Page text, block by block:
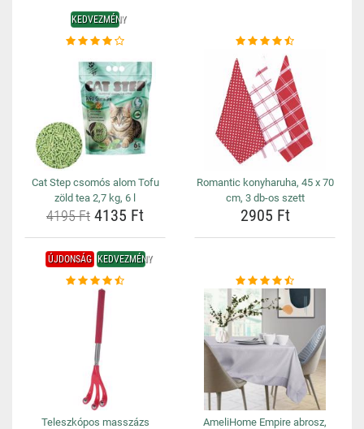
KEDVEZMÉNY
Cat Step csomós alom Tofu
zöld tea 2,7 kg, 6 l
4195 Ft 4135 Ft
Romantic konyharuha, 45 x 70
cm, 3 db-os szett
2905 Ft
ÚJDONSÁG KEDVEZMÉNY
Teleszkópos masszázs
AmeliHome Empire abrosz,